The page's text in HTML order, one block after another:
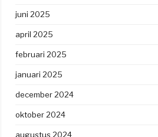
juni 2025
april 2025
februari 2025
januari 2025
december 2024
oktober 2024
augustus 2024